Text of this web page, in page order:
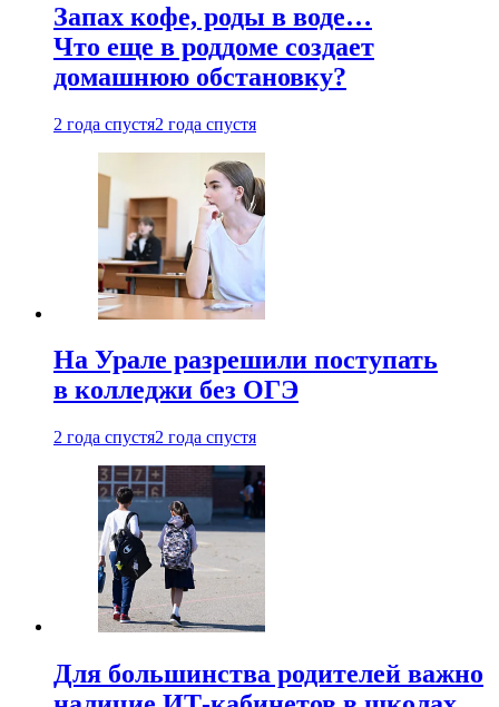
Запах кофе, роды в воде…
Что еще в роддоме создает
домашнюю обстановку?
2 года спустя2 года спустя
На Урале разрешили поступать
в колледжи без ОГЭ
2 года спустя2 года спустя
Для большинства родителей важно